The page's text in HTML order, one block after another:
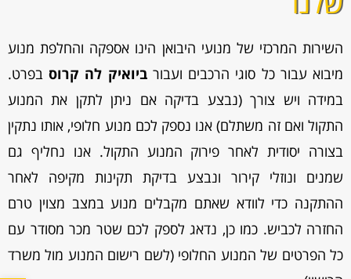
השירות המרכזי של מנועי היבואן הינו אספקה והחלפת מנוע
מיבוא עבור כל סוגי הרכבים ועבורביואיק לה קרוסבפרט.
במידה ויש צורך (נבצע בדיקה אם ניתן לתקן את המנוע
התקול ואם זה משתלם) אנו נספק לכם מנוע חלופי, אותו נתקין
בצורה יסודית לאחר פירוק המנוע התקול. אנו נחליף גם
שמנים ונוזלי קירור ונבצע בדיקת תקינות מקיפה לאחר
ההתקנה כדי לוודא שאתם מקבלים מנוע במצב מצוין טרם
החזרה לכביש. כמו כן, נדאג לספק לכם שטר מכר מסודר עם
כל הפרטים של המנוע החלופי (לשם רישום המנוע מול משרד